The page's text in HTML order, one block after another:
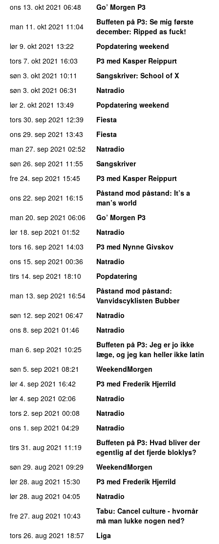
ons 13. okt 2021 06:48
Go’ Morgen P3
man 11. okt 2021 11:04 Buffeten på P3: Se mig første
december: Ripped as fuck!
lør 9. okt 2021 13:22
Popdatering weekend
tors 7. okt 2021 16:03
P3 med Kasper Reippurt
søn 3. okt 2021 10:11 Sangskriver: School of X
søn 3. okt 2021 06:31
Natradio
lør 2. okt 2021 13:49
Popdatering weekend
tors 30. sep 2021 12:39
Fiesta
ons 29. sep 2021 13:43
Fiesta
man 27. sep 2021 02:52
Natradio
søn 26. sep 2021 11:55
Sangskriver
fre 24. sep 2021 15:45
P3 med Kasper Reippurt
ons 22. sep 2021 16:15 Påstand mod påstand: It’s a
man’s world
man 20. sep 2021 06:06
Go’ Morgen P3
lør 18. sep 2021 01:52
Natradio
tors 16. sep 2021 14:03
P3 med Nynne Givskov
ons 15. sep 2021 00:36
Natradio
tirs 14. sep 2021 18:10
Popdatering
man 13. sep 2021 16:54 Påstand mod påstand:
Vanvidscyklisten Bubber
søn 12. sep 2021 06:47
Natradio
ons 8. sep 2021 01:46
Natradio
man 6. sep 2021 10:25 Buffeten på P3: Jeg er jo ikke
læge, og jeg kan heller ikke latin
søn 5. sep 2021 08:21
WeekendMorgen
lør 4. sep 2021 16:42
P3 med Frederik Hjerrild
lør 4. sep 2021 02:06
Natradio
tors 2. sep 2021 00:08
Natradio
ons 1. sep 2021 04:29
Natradio
tirs 31. aug 2021 11:19 Buffeten på P3: Hvad bliver der
egentlig af det fjerde bloklys?
søn 29. aug 2021 09:29
WeekendMorgen
lør 28. aug 2021 15:30
P3 med Frederik Hjerrild
lør 28. aug 2021 04:05
Natradio
fre 27. aug 2021 10:43 Tabu: Cancel culture - hvornår
må man lukke nogen ned?
tors 26. aug 2021 18:57
Liga